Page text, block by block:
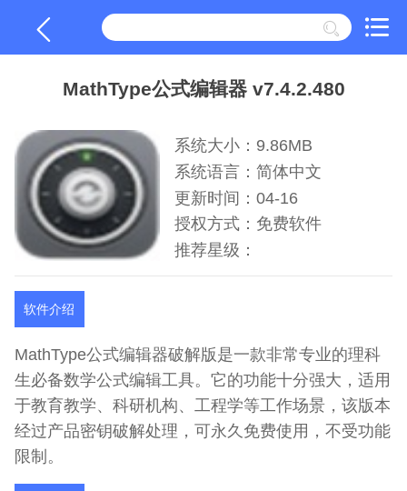
MathType公式编辑器 v7.4.2.480
系统大小：9.86MB
系统语言：简体中文
更新时间：04-16
授权方式：免费软件
推荐星级：
软件介绍
MathType公式编辑器破解版是一款非常专业的理科
生必备数学公式编辑工具。它的功能十分强大，适用
于教育教学、科研机构、工程学等工作场景，该版本
经过产品密钥破解处理，可永久免费使用，不受功能
限制。